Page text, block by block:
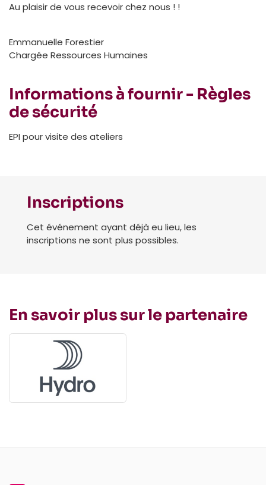
Au plaisir de vous recevoir chez nous ! !
Emmanuelle Forestier
Chargée Ressources Humaines
Informations à fournir - Règles
de sécurité
EPI pour visite des ateliers
Inscriptions
Cet événement ayant déjà eu lieu, les
inscriptions ne sont plus possibles.
En savoir plus sur le partenaire